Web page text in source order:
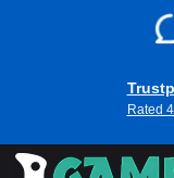
Rated